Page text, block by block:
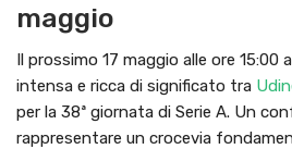
maggio
Il prossimo 17 maggio alle ore 15:00
intensa e ricca di significato tra
per la 38ª giornata di Serie A. Un
rappresentare un crocevia